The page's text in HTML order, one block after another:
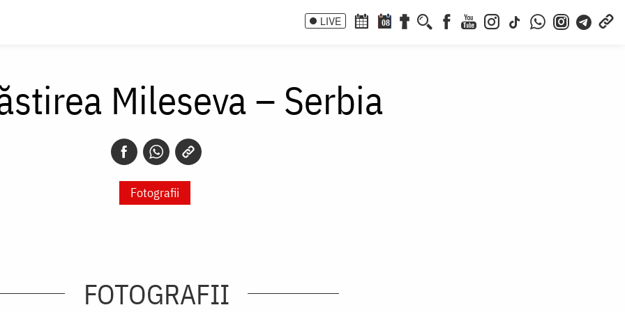
LIVE 08
Mileseva – Serbia
Fotografii
FOTOGRAFII